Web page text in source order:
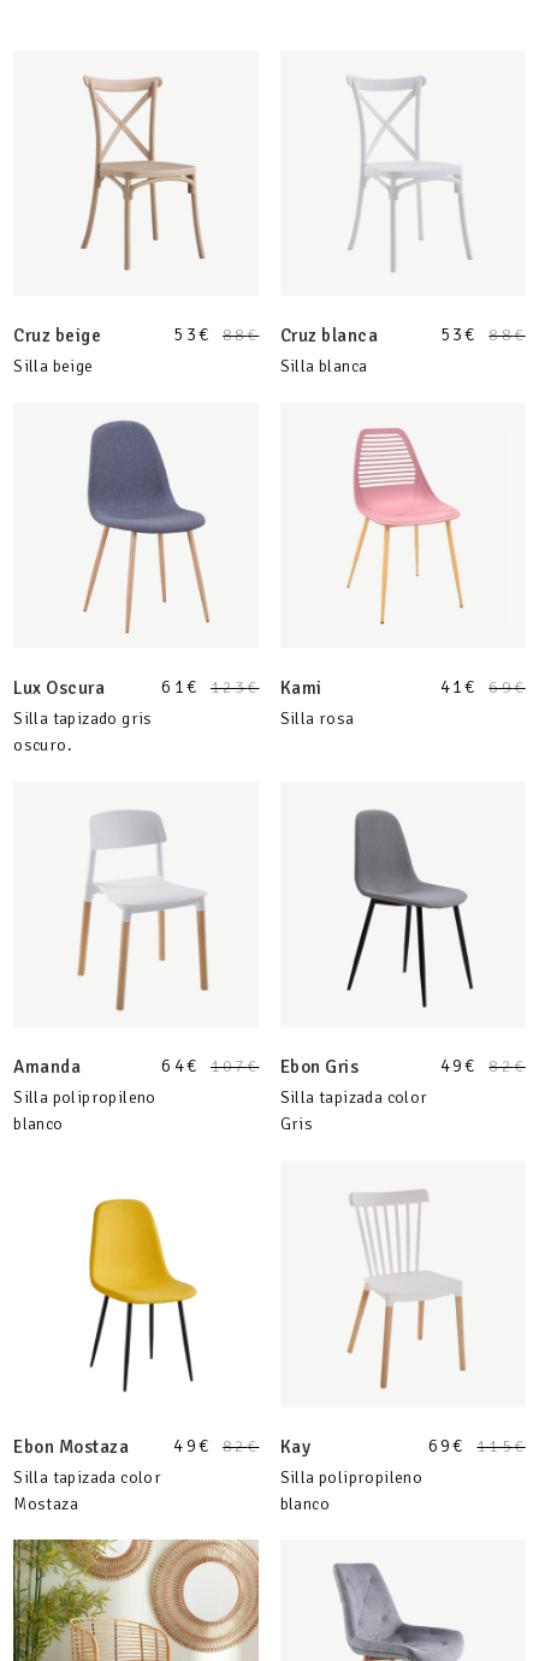
53€ 88€
Cruz beige
Silla beige
53€ 88€
Cruz blanca
Silla blanca
61€ 123€
Lux Oscura
Silla tapizado gris
oscuro.
41€ 69€
Kami
Silla rosa
64€ 107€
Amanda
Silla polipropileno
blanco
49€ 82€
Ebon Gris
Silla tapizada color
Gris
49€ 82€
Ebon Mostaza
Silla tapizada color
Mostaza
69€ 115€
Kay
Silla polipropileno
blanco